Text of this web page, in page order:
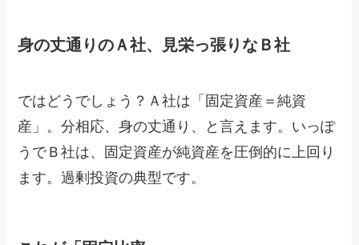
身の丈通りのＡ社、見栄っ張りなＢ社
ではどうでしょう？Ａ社は「固定資産＝純資
産」。分相応、身の丈通り、と言えます。いっぽ
うでＢ社は、固定資産が純資産を圧倒的に上回り
ます。過剰投資の典型です。